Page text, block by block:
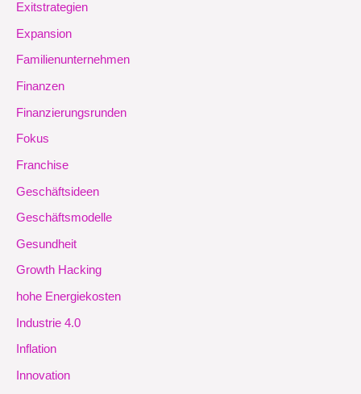
Exitstrategien
Expansion
Familienunternehmen
Finanzen
Finanzierungsrunden
Fokus
Franchise
Geschäftsideen
Geschäftsmodelle
Gesundheit
Growth Hacking
hohe Energiekosten
Industrie 4.0
Inflation
Innovation